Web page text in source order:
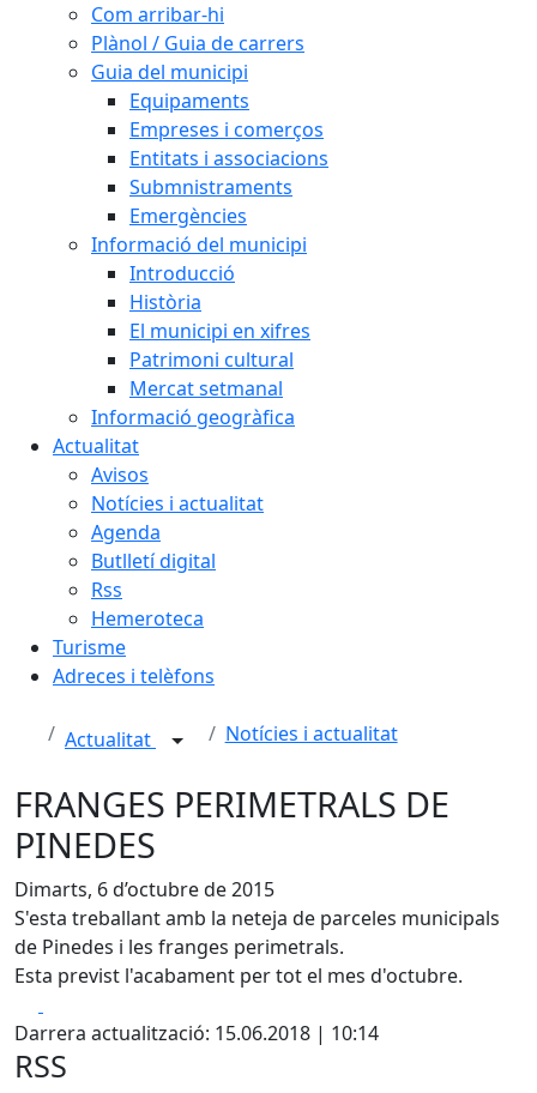
Com arribar-hi
Plànol / Guia de carrers
Guia del municipi
Equipaments
Empreses i comerços
Entitats i associacions
Submnistraments
Emergències
Informació del municipi
Introducció
Història
El municipi en xifres
Patrimoni cultural
Mercat setmanal
Informació geogràfica
Actualitat
Avisos
Notícies i actualitat
Agenda
Butlletí digital
Rss
Hemeroteca
Turisme
Adreces i telèfons
Actualitat Notícies i actualitat
FRANGES PERIMETRALS DE
PINEDES
Dimarts, 6 d’octubre de 2015
S'esta treballant amb la neteja de parceles municipals
de Pinedes i les franges perimetrals.
Esta previst l'acabament per tot el mes d'octubre.
Darrera actualització: 15.06.2018 | 10:14
RSS